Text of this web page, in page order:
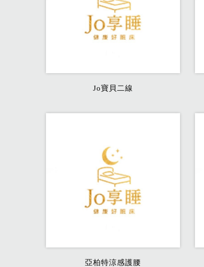
Jo寶貝二線
亞柏特涼感護腰